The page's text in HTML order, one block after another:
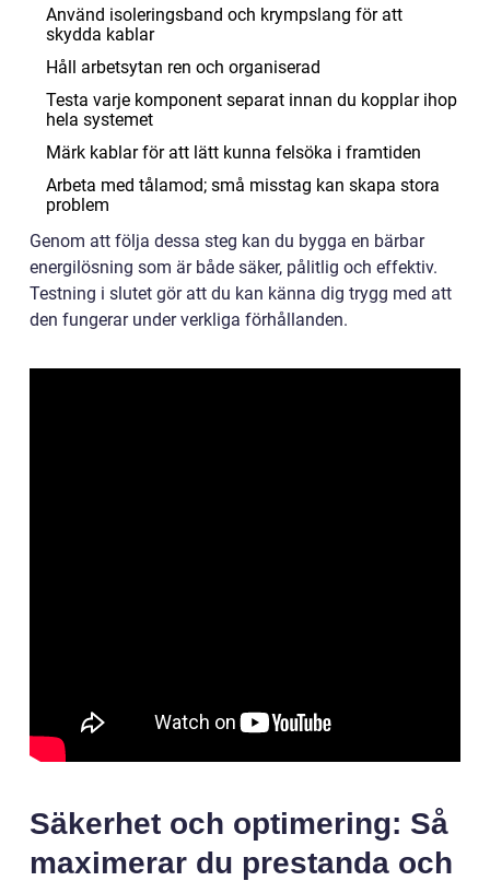
Använd isoleringsband och krympslang för att
skydda kablar
Håll arbetsytan ren och organiserad
Testa varje komponent separat innan du kopplar ihop
hela systemet
Märk kablar för att lätt kunna felsöka i framtiden
Arbeta med tålamod; små misstag kan skapa stora
problem
Genom att följa dessa steg kan du bygga en bärbar
energilösning som är både säker, pålitlig och effektiv.
Testning i slutet gör att du kan känna dig trygg med att
den fungerar under verkliga förhållanden.
Säkerhet och optimering: Så
maximerar du prestanda och